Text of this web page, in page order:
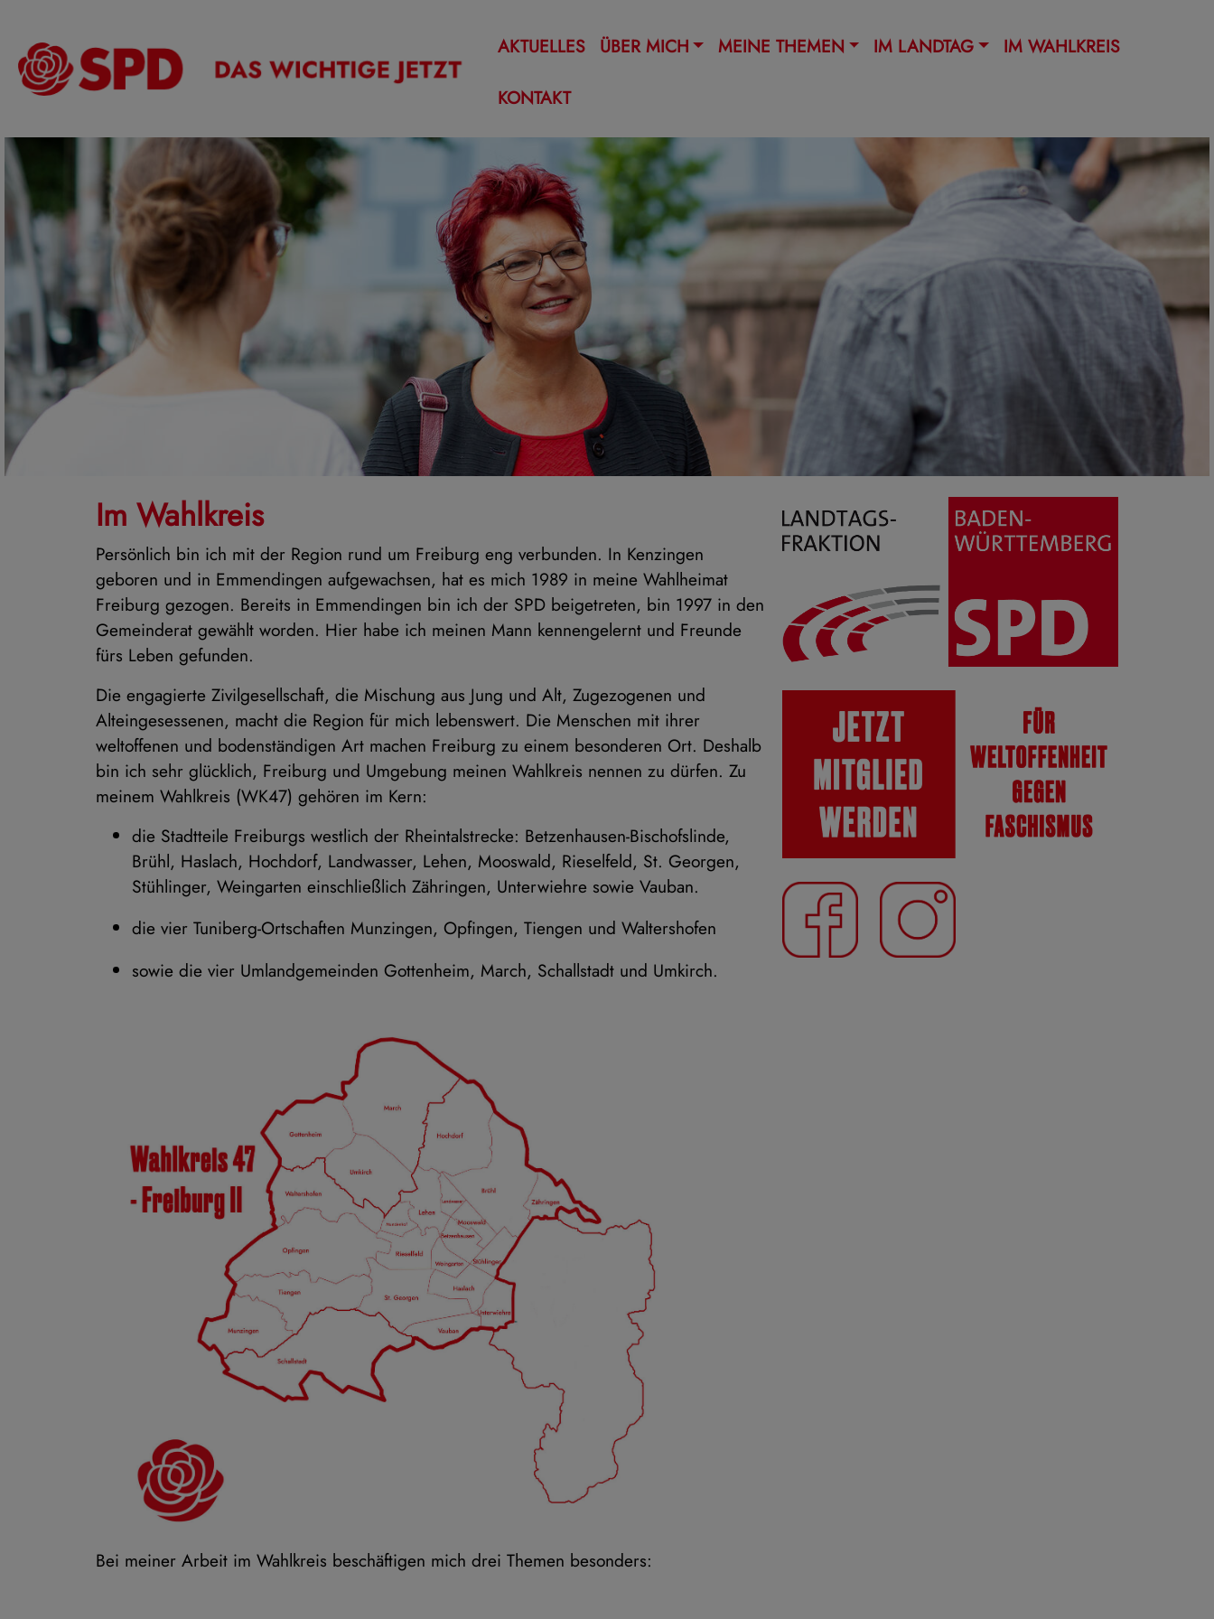
AKTUELLES ÜBER MICH MEINE THEMEN IM LANDTAG IM WAHLKREIS
KONTAKT
Im Wahlkreis
Persönlich bin ich mit der Region rund um Freiburg eng verbunden. In Kenzingen
geboren und in Emmendingen aufgewachsen, hat es mich 1989 in meine Wahlheimat
Freiburg gezogen. Bereits in Emmendingen bin ich der SPD beigetreten, bin 1997 in den
Gemeinderat gewählt worden. Hier habe ich meinen Mann kennengelernt und Freunde
fürs Leben gefunden.
Die engagierte Zivilgesellschaft, die Mischung aus Jung und Alt, Zugezogenen und
Alteingesessenen, macht die Region für mich lebenswert. Die Menschen mit ihrer
weltoffenen und bodenständigen Art machen Freiburg zu einem besonderen Ort. Deshalb
bin ich sehr glücklich, Freiburg und Umgebung meinen Wahlkreis nennen zu dürfen. Zu
meinem Wahlkreis (WK47) gehören im Kern:
die Stadtteile Freiburgs westlich der Rheintalstrecke: Betzenhausen-Bischofslinde,
Brühl, Haslach, Hochdorf, Landwasser, Lehen, Mooswald, Rieselfeld, St. Georgen,
Stühlinger, Weingarten einschließlich Zähringen, Unterwiehre sowie Vauban.
die vier Tuniberg-Ortschaften Munzingen, Opfingen, Tiengen und Waltershofen
sowie die vier Umlandgemeinden Gottenheim, March, Schallstadt und Umkirch.
Bei meiner Arbeit im Wahlkreis beschäftigen mich drei Themen besonders: